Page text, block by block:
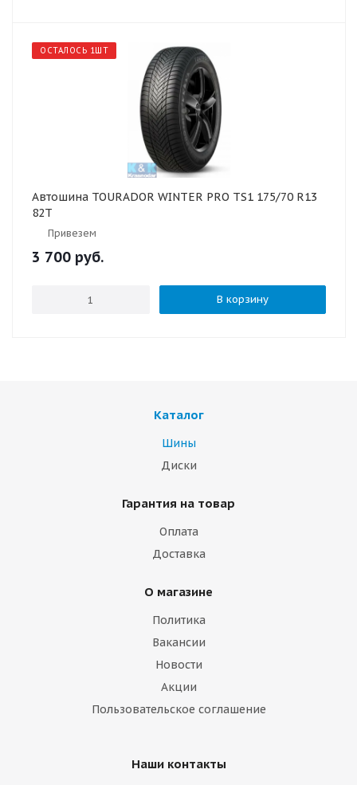
ОСТАЛОСЬ 1ШТ
Автошина TOURADOR WINTER PRO TS1 175/70 R13
82T
Привезем
3 700 руб.
В корзину
Каталог
Шины
Диски
Гарантия на товар
Оплата
Доставка
О магазине
Политика
Вакансии
Новости
Акции
Пользовательское соглашение
Наши контакты